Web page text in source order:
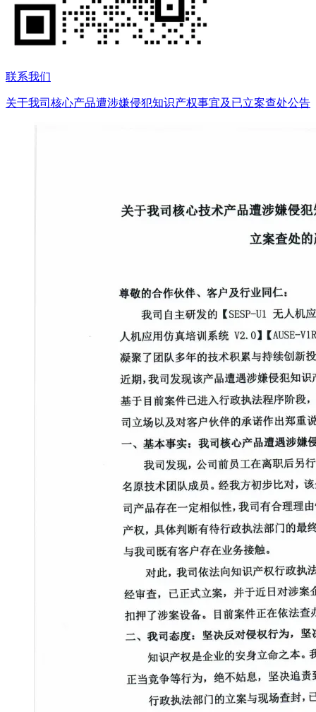
联系我们
关于我司核心产品遭涉嫌侵犯知识产权事宜及已立案查处公告